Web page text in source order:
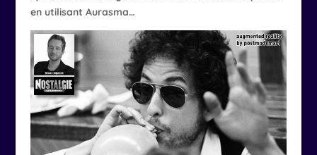
en utilisant Aurasma…